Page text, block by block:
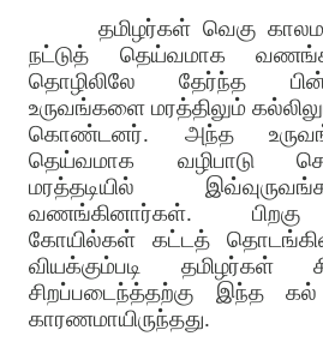
தமிழர்கள் வெகு
நட்டுத் தெய்வமாக
தொழிலிலே தேர்ந்த
உருவங்களை மரத்திலும்
கொண்டனர். அந்த
தெய்வமாக வழிபாடு
மரத்தடியில்
வணங்கினார்கள்.
கோயில்கள் கட்டத்
வியக்கும்படி தமிழர்கள்
சிறப்படைந்த்தற்கு இந்த
காரணமாயிருந்தது.